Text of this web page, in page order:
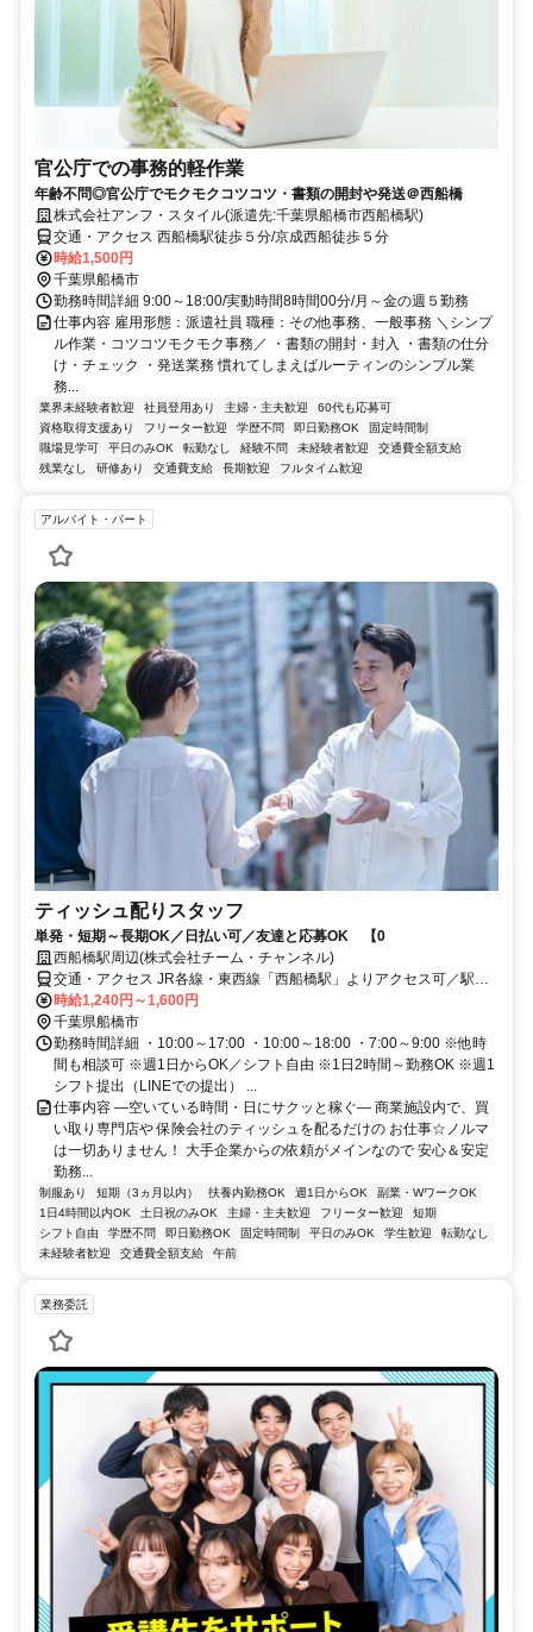
官公庁での事務的軽作業
年齢不問◎官公庁でモクモクコツコツ・書類の開封や発送＠西船橋
株式会社アンフ・スタイル(派遣先:千葉県船橋市西船橋駅)
交通・アクセス 西船橋駅徒歩５分/京成西船徒歩５分
時給1,500円
千葉県船橋市
勤務時間詳細 9:00～18:00/実動時間8時間00分/月～金の週５勤務
仕事内容 雇用形態：派遣社員 職種：その他事務、一般事務 ＼シンプ
ル作業・コツコツモクモク事務／ ・書類の開封・封入 ・書類の仕分
け・チェック ・発送業務 慣れてしまえばルーティンのシンプル業
務...
業界未経験者歓迎 社員登用あり 主婦・主夫歓迎
60代も応募可
資格取得支援あり
フリーター歓迎 学歴不問 即日勤務OK
固定時間制
職場見学可
平日のみOK 転勤なし 経験不問 未経験者歓迎
交通費全額支給
残業なし
研修あり 交通費支給 長期歓迎 フルタイム歓迎
アルバイト・パート
ティッシュ配りスタッフ
単発・短期～長期OK／日払い可／友達と応募OK 【0
西船橋駅周辺(株式会社チーム・チャンネル)
交通・アクセス JR各線・東西線「西船橋駅」よりアクセス可／駅近5
分以内 ※直行直帰OK
時給1,240円～1,600円
千葉県船橋市
勤務時間詳細 ・10:00～17:00 ・10:00～18:00 ・7:00～9:00 ※他時
間も相談可 ※週1日からOK／シフト自由 ※1日2時間～勤務OK ※週1
シフト提出（LINEでの提出） ...
仕事内容 ―空いている時間・日にサクッと稼ぐ― 商業施設内で、買
い取り専門店や 保険会社のティッシュを配るだけの お仕事☆ノルマ
は一切ありません！ 大手企業からの依頼がメインなので 安心＆安定
勤務...
制服あり 短期（3ヵ月以内） 扶養内勤務OK 週1日からOK
副業・WワークOK
1日4時間以内OK
土日祝のみOK 主婦・主夫歓迎 フリーター歓迎
短期
シフト自由
学歴不問 即日勤務OK 固定時間制 平日のみOK 学生歓迎
転勤なし
未経験者歓迎
交通費全額支給 午前
業務委託